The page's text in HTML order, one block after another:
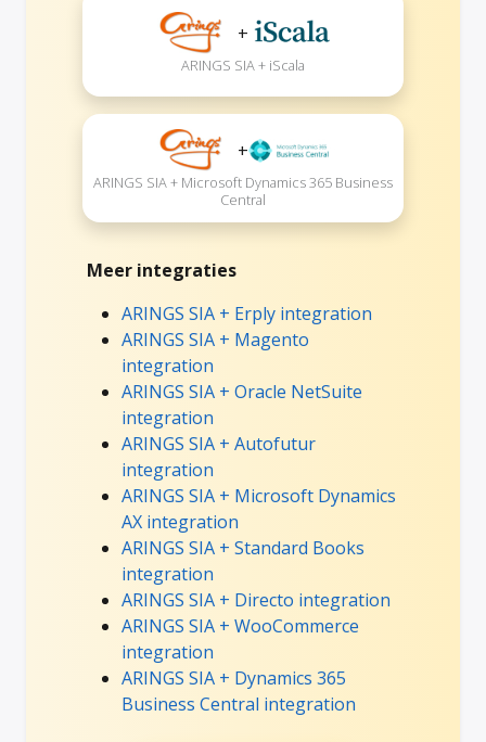
+
ARINGS SIA + iScala
+
ARINGS SIA + Microsoft Dynamics 365 Business
Central
Meer integraties
ARINGS SIA + Erply integration
ARINGS SIA + Magento
integration
ARINGS SIA + Oracle NetSuite
integration
ARINGS SIA + Autofutur
integration
ARINGS SIA + Microsoft Dynamics
AX integration
ARINGS SIA + Standard Books
integration
ARINGS SIA + Directo integration
ARINGS SIA + WooCommerce
integration
ARINGS SIA + Dynamics 365
Business Central integration